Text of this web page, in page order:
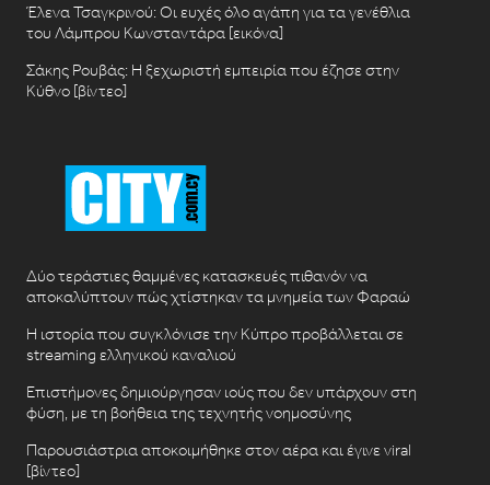
Έλενα Τσαγκρινού: Οι ευχές όλο αγάπη για τα γενέθλια
του Λάμπρου Κωνσταντάρα [εικόνα]
Σάκης Ρουβάς: Η ξεχωριστή εμπειρία που έζησε στην
Κύθνο [βίντεο]
Δύο τεράστιες θαμμένες κατασκευές πιθανόν να
αποκαλύπτουν πώς χτίστηκαν τα μνημεία των Φαραώ
Η ιστορία που συγκλόνισε την Κύπρο προβάλλεται σε
streaming ελληνικού καναλιού
Επιστήμονες δημιούργησαν ιούς που δεν υπάρχουν στη
φύση, με τη βοήθεια της τεχνητής νοημοσύνης
Παρουσιάστρια αποκοιμήθηκε στον αέρα και έγινε viral
[βίντεο]